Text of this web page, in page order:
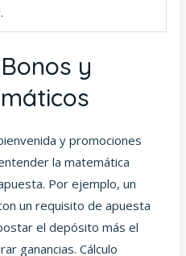
y
y promociones
la matemática
Por ejemplo, un
un requisito de apuesta
el depósito más el
ganancias. Cálculo